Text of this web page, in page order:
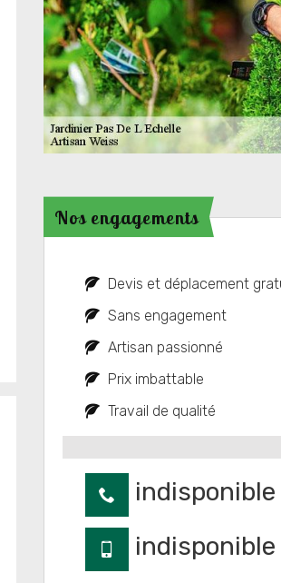
Nos engagements
Devis et déplacement
Sans engagement
Artisan passionné
Prix imbattable
Travail de qualité
indisponible
indisponible